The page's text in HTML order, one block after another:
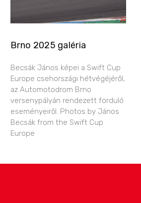
Brno 2025 galéria
Becsák János képei a Swift Cup
Europe csehországi hétvégéjéről,
az Automotodrom Brno
versenypályán rendezett forduló
eseményeiről. Photos by János
Becsák from the Swift Cup
Europe